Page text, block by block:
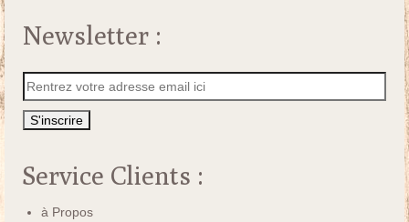
Newsletter :
Service Clients :
à Propos